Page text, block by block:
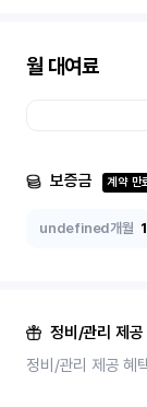
월 대여료
보증금 계약 만
undefined개월
정비/관리 제공
정비/관리 제공 혜